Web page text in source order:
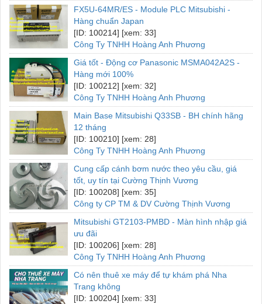
FX5U-64MR/ES - Module PLC Mitsubishi -
Hàng chuẩn Japan
[ID: 100214] [xem: 33]
Công Ty TNHH Hoàng Anh Phương
Giá tốt - Động cơ Panasonic MSMA042A2S -
Hàng mới 100%
[ID: 100212] [xem: 32]
Công Ty TNHH Hoàng Anh Phương
Main Base Mitsubishi Q33SB - BH chính hãng
12 tháng
[ID: 100210] [xem: 28]
Công Ty TNHH Hoàng Anh Phương
Cung cấp cánh bơm nước theo yêu cầu, giá
tốt, uy tín tại Cường Thịnh Vương
[ID: 100208] [xem: 35]
Công ty CP TM & DV Cường Thịnh Vương
Mitsubishi GT2103-PMBD - Màn hình nhập giá
ưu đãi
[ID: 100206] [xem: 28]
Công Ty TNHH Hoàng Anh Phương
Có nên thuê xe máy để tự khám phá Nha
Trang không
[ID: 100204] [xem: 33]